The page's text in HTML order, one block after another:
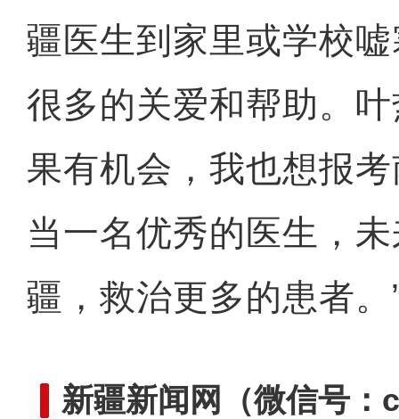
疆医生到家里或学校
很多的关爱和帮助。
果有机会，我也想报
当一名优秀的医生，
疆，救治更多的患者。
新疆新闻网 （微信号